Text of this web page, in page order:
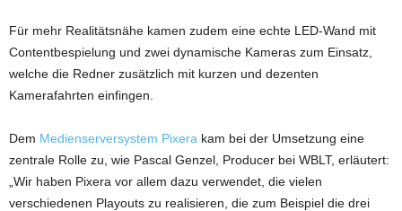
Für mehr Realitätsnähe kamen zudem eine echte LED-Wand mit
Contentbespielung und zwei dynamische Kameras zum Einsatz,
welche die Redner zusätzlich mit kurzen und dezenten
Kamerafahrten einfingen.
Dem Medienserversystem Pixera kam bei der Umsetzung eine
zentrale Rolle zu, wie Pascal Genzel, Producer bei WBLT, erläutert:
„Wir haben Pixera vor allem dazu verwendet, die vielen
verschiedenen Playouts zu realisieren, die zum Beispiel die drei